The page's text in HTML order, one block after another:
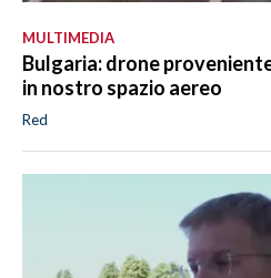
MULTIMEDIA
Bulgaria: drone
in nostro spazio aereo
Red